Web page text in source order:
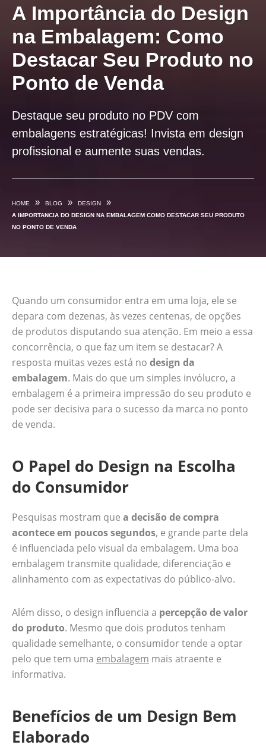
A Importância do Design
na Embalagem: Como
Destacar Seu Produto no
Ponto de Venda
Destaque seu produto no PDV com
embalagens estratégicas! Invista em design
profissional e aumente suas vendas.
HOME » BLOG » DESIGN »
A IMPORTANCIA DO DESIGN NA EMBALAGEM COMO DESTACAR SEU PRODUTO
NO PONTO DE VENDA
Quando um consumidor entra em uma loja, ele se
depara com dezenas, às vezes centenas, de opções
de produtos disputando sua atenção. Em meio a essa
concorrência, o que faz um item se destacar? A
resposta muitas vezes está no design da
embalagem. Mais do que um simples invólucro, a
embalagem é a primeira impressão do seu produto e
pode ser decisiva para o sucesso da marca no ponto
de venda.
O Papel do Design na Escolha
do Consumidor
Pesquisas mostram que a decisão de compra
acontece em poucos segundos, e grande parte dela
é influenciada pelo visual da embalagem. Uma boa
embalagem transmite qualidade, diferenciação e
alinhamento com as expectativas do público-alvo.
Além disso, o design influencia a percepção de valor
do produto. Mesmo que dois produtos tenham
qualidade semelhante, o consumidor tende a optar
pelo que tem uma embalagem mais atraente e
informativa.
Benefícios de um Design Bem
Elaborado